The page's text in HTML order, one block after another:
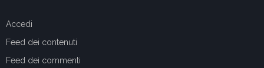
Accedi
Feed dei contenuti
Feed dei commenti